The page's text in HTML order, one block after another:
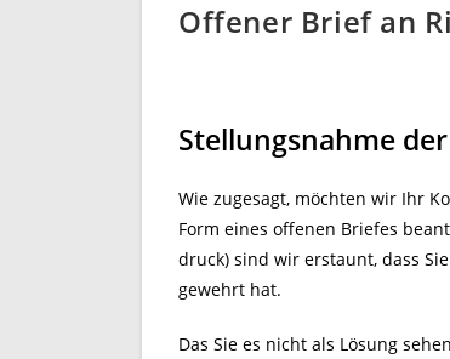
Offener Brief an
Stellungsnahme
Wie zugesagt, möchten wir Ihr
Form eines offenen Briefes
druck) sind wir erstaunt, dass
gewehrt hat.
Das Sie es nicht als Lösung